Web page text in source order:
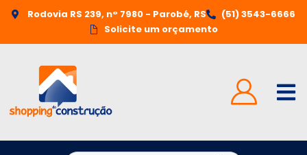
Rodovia RS 239, n° 7980 - Parobé, RS
(51) 3543-6666
Solicite um orçamento